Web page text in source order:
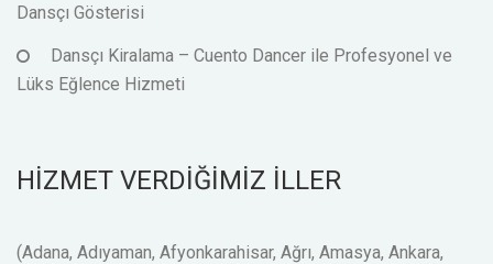
Dansçı Gösterisi
Dansçı Kiralama – Cuento Dancer ile Profesyonel ve
Lüks Eğlence Hizmeti
HİZMET VERDİĞİMİZ İLLER
(Adana, Adıyaman, Afyonkarahisar, Ağrı, Amasya, Ankara,